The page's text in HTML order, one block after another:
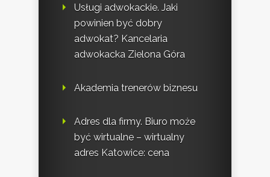
Usługi adwokackie. Jaki
powinien być dobry
adwokat? Kancelaria
adwokacka Zielona Góra
Akademia trenerów biznesu
Adres dla firmy. Biuro może
być wirtualne – wirtualny
adres Katowice: cena